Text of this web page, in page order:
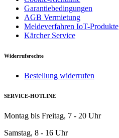
Garantiebedingungen
AGB Vermietung
Meldeverfahren IoT-Produkte
Kärcher Service
Widerrufsrechte
Bestellung widerrufen
SERVICE-HOTLINE
Montag bis Freitag, 7 - 20 Uhr
Samstag, 8 - 16 Uhr